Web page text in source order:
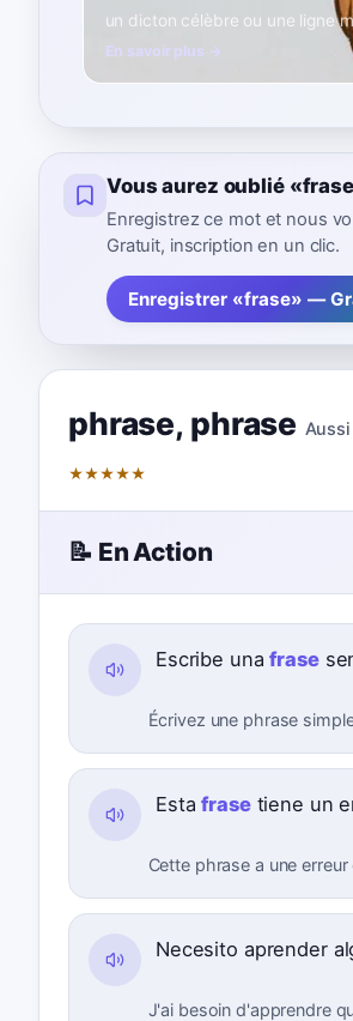
un dicton célèbre ou une ligne
En savoir plus →
Vous aurez oublié
Enregistrez ce mot et nous
Gratuit, inscription en un clic.
Enregistrer «frase» —
phrase, phrase Aussi
★★★★★
📝 En Action
Escribe unafrase
Écrivez une phrase
Estafrasetiene un
Cette phrase a une
Necesito aprender
J'ai besoin d'apprendre